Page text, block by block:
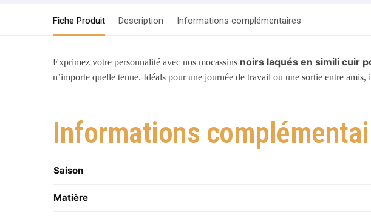
Fiche Produit Description Informations complémentaires
Exprimez votre personnalité avec nos mocassins noirs laqués en simili cuir
n’importe quelle tenue. Idéals pour une journée de travail ou une sortie entre
Informations
Saison
Matière